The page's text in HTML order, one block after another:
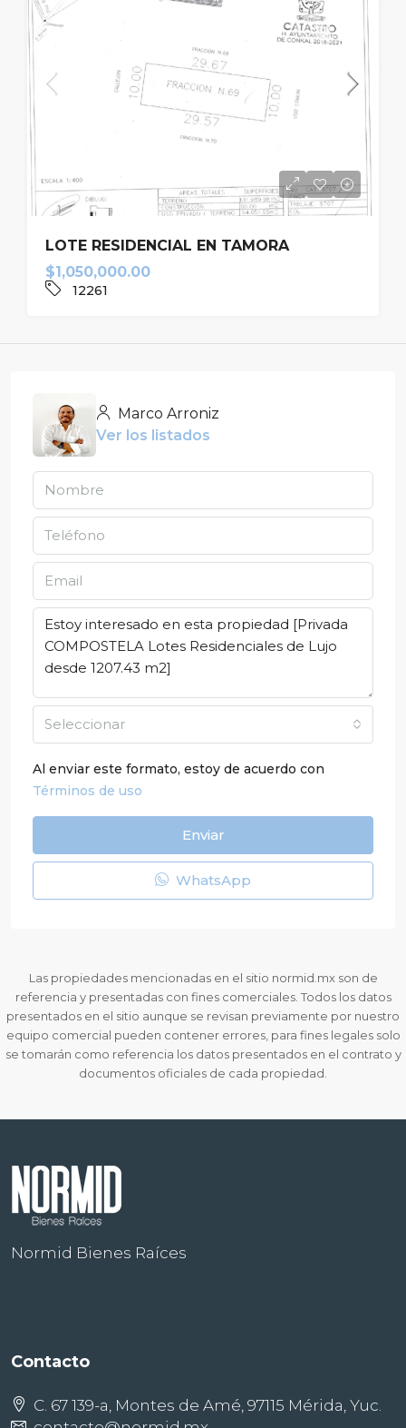
LOTE RESIDENCIAL EN TAMORA
$1,050,000.00
12261
Marco Arroniz
Ver los listados
Seleccionar
Al enviar este formato, estoy de acuerdo con
Términos de uso
Enviar
WhatsApp
Las propiedades mencionadas en el sitio normid.mx son de
referencia y presentadas con fines comerciales. Todos los datos
presentados en el sitio aunque se revisan previamente por nuestro
equipo comercial pueden contener errores, para fines legales solo
se tomarán como referencia los datos presentados en el contrato y
documentos oficiales de cada propiedad.
Normid Bienes Raíces
Contacto
C. 67 139-a, Montes de Amé, 97115 Mérida, Yuc.